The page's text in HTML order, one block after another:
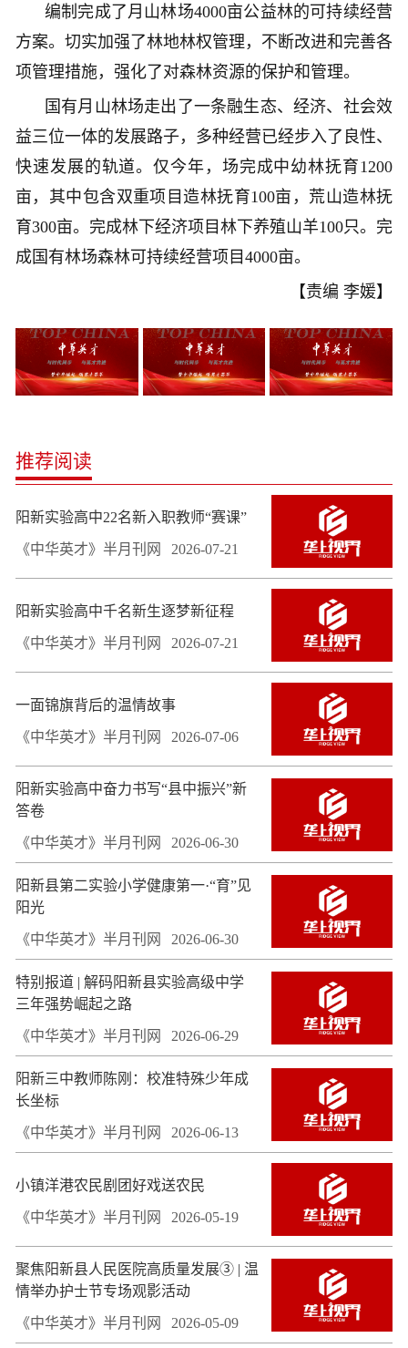
编制完成了月山林场4000亩公益林的可持续经营
方案。切实加强了林地林权管理，不断改进和完善各
项管理措施，强化了对森林资源的保护和管理。
国有月山林场走出了一条融生态、经济、社会效
益三位一体的发展路子，多种经营已经步入了良性、
快速发展的轨道。仅今年，场完成中幼林抚育1200
亩，其中包含双重项目造林抚育100亩，荒山造林抚
育300亩。完成林下经济项目林下养殖山羊100只。完
成国有林场森林可持续经营项目4000亩。
【责编 李媛】
推荐阅读
阳新实验高中22名新入职教师“赛课”
《中华英才》半月刊网 2026-07-21
阳新实验高中千名新生逐梦新征程
《中华英才》半月刊网 2026-07-21
一面锦旗背后的温情故事
《中华英才》半月刊网 2026-07-06
阳新实验高中奋力书写“县中振兴”新
答卷
《中华英才》半月刊网 2026-06-30
阳新县第二实验小学健康第一·“育”见
阳光
《中华英才》半月刊网 2026-06-30
特别报道 | 解码阳新县实验高级中学
三年强势崛起之路
《中华英才》半月刊网 2026-06-29
阳新三中教师陈刚：校准特殊少年成
长坐标
《中华英才》半月刊网 2026-06-13
小镇洋港农民剧团好戏送农民
《中华英才》半月刊网 2026-05-19
聚焦阳新县人民医院高质量发展③ | 温
情举办护士节专场观影活动
《中华英才》半月刊网 2026-05-09